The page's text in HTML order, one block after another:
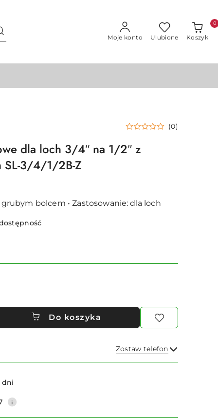
Moje konto Ulubione Koszyk
0
(0)
dla loch 3/4ʺ na 1/2ʺ z
SL-3/4/1/2B-Z
grubym bolcem • Zastosowanie: dla loch
Do koszyka
Zostaw telefon
Wyślij
dni